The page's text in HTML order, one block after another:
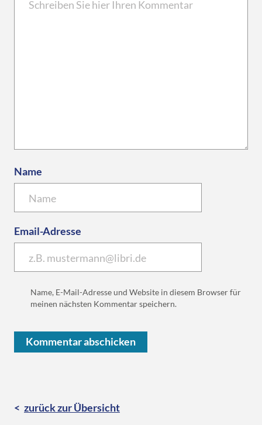
Name
Email-Adresse
Name, E-Mail-Adresse und Website in diesem Browser für
meinen nächsten Kommentar speichern.
zurück zur Übersicht